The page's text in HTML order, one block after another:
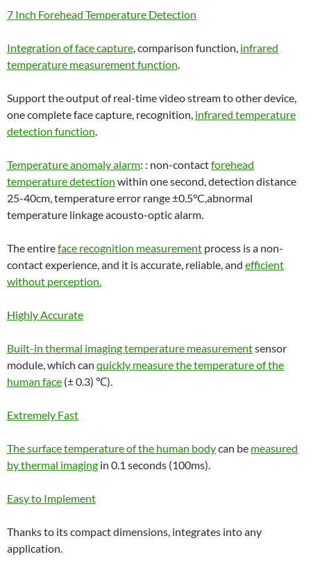
7 Inch Forehead Temperature Detection
Integration of face capture, comparison function, infrared
temperature measurement function.
Support the output of real-time video stream to other device,
one complete face capture, recognition, infrared temperature
detection function.
Temperature anomaly alarm: : non-contactforehead
temperature detection within one second, detection distance
25-40cm, temperature error range ±0.5°C,abnormal
temperature linkage acousto-optic alarm.
The entireface recognition measurement process is a non-
contact experience, and it is accurate, reliable, and efficient
without perception.
Highly Accurate
Built-in thermal imaging temperature measurementsensor
module, which can quickly measure the temperature of the
human face (± 0.3) ℃).
Extremely Fast
The surface temperature of the human bodycan be measured
by thermal imaging in 0.1 seconds (100ms).
Easy to Implement
Thanks to its compact dimensions, integrates into any
application.